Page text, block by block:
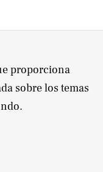
proporciona
sobre los temas